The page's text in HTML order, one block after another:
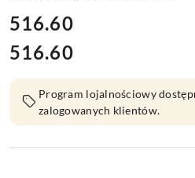
cena:
516.60
Cena:
516.60
Program lojalnościowy
zalogowanych klientów.